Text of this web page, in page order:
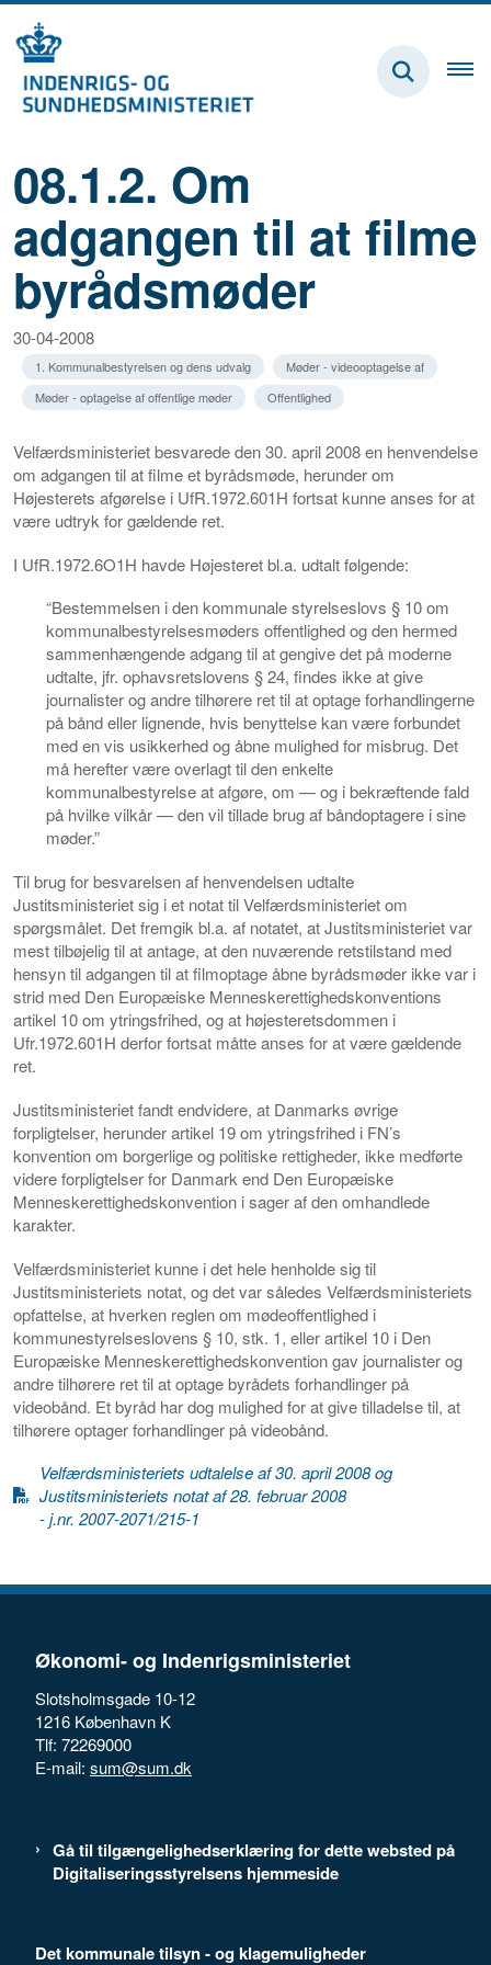
08.1.2. Om
adgangen til at filme
byrådsmøder
30-04-2008
1. Kommunalbestyrelsen og dens udvalg
Møder - videooptagelse af
Møder - optagelse af offentlige møder
Offentlighed
Velfærdsministeriet besvarede den 30. april 2008 en henvendelse
om adgangen til at filme et byrådsmøde, herunder om
Højesterets afgørelse i UfR.1972.601H fortsat kunne anses for at
være udtryk for gældende ret.
I UfR.1972.6O1H havde Højesteret bl.a. udtalt følgende:
“Bestemmelsen i den kommunale styrelseslovs § 10 om
kommunalbestyrelsesmøders offentlighed og den hermed
sammenhængende adgang til at gengive det på moderne
udtalte, jfr. ophavsretslovens § 24, findes ikke at give
journalister og andre tilhørere ret til at optage forhandlingerne
på bånd eller lignende, hvis benyttelse kan være forbundet
med en vis usikkerhed og åbne mulighed for misbrug. Det
må herefter være overlagt til den enkelte
kommunalbestyrelse at afgøre, om — og i bekræftende fald
på hvilke vilkår — den vil tillade brug af båndoptagere i sine
møder.”
Til brug for besvarelsen af henvendelsen udtalte
Justitsministeriet sig i et notat til Velfærdsministeriet om
spørgsmålet. Det fremgik bl.a. af notatet, at Justitsministeriet var
mest tilbøjelig til at antage, at den nuværende retstilstand med
hensyn til adgangen til at filmoptage åbne byrådsmøder ikke var i
strid med Den Europæiske Menneskerettighedskonventions
artikel 10 om ytringsfrihed, og at højesteretsdommen i
Ufr.1972.601H derfor fortsat måtte anses for at være gældende
ret.
Justitsministeriet fandt endvidere, at Danmarks øvrige
forpligtelser, herunder artikel 19 om ytringsfrihed i FN’s
konvention om borgerlige og politiske rettigheder, ikke medførte
videre forpligtelser for Danmark end Den Europæiske
Menneskerettighedskonvention i sager af den omhandlede
karakter.
Velfærdsministeriet kunne i det hele henholde sig til
Justitsministeriets notat, og det var således Velfærdsministeriets
opfattelse, at hverken reglen om mødeoffentlighed i
kommunestyrelseslovens § 10, stk. 1, eller artikel 10 i Den
Europæiske Menneskerettighedskonvention gav journalister og
andre tilhørere ret til at optage byrådets forhandlinger på
videobånd. Et byråd har dog mulighed for at give tilladelse til, at
tilhørere optager forhandlinger på videobånd.
Velfærdsministeriets udtalelse af 30. april 2008 og
Justitsministeriets notat af 28. februar 2008
- j.nr. 2007-2071/215-1
Økonomi- og Indenrigsministeriet
Slotsholmsgade 10-12
1216 København K
Tlf: 72269000
E-mail: sum@sum.dk
Gå til tilgængelighedserklæring for dette websted på
Digitaliseringsstyrelsens hjemmeside
Det kommunale tilsyn - og klagemuligheder